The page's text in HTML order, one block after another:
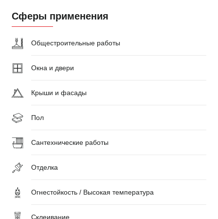
Сферы применения
Общестроительные работы
Окна и двери
Крыши и фасады
Пол
Сантехнические работы
Отделка
Огнестойкость / Высокая температура
Склеивание